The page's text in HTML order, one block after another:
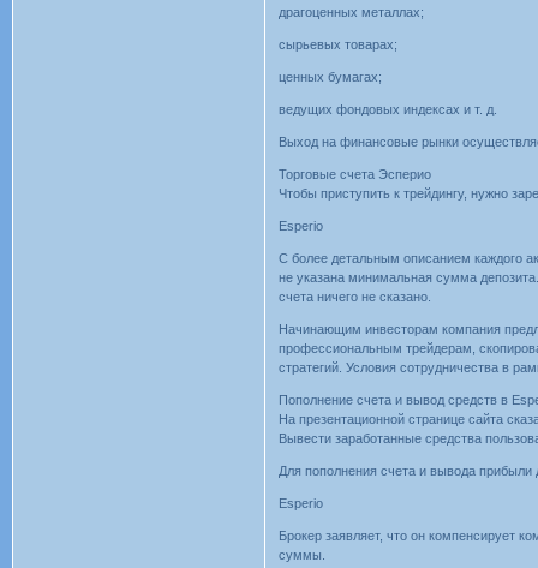
драгоценных металлах;
сырьевых товарах;
ценных бумагах;
ведущих фондовых индексах и т. д.
Выход на финансовые рынки
Торговые счета Эсперио
Чтобы приступить к трейдингу, нужно
Esperio
С более детальным описанием каждого
не указана минимальная сумма
счета ничего не сказано.
Начинающим инвесторам компания
профессиональным трейдерам,
стратегий. Условия сотрудничества в
Пополнение счета и вывод средств в
На презентационной странице сайта
Вывести заработанные средства
Для пополнения счета и вывода прибыли
Esperio
Брокер заявляет, что он компенсирует
суммы.